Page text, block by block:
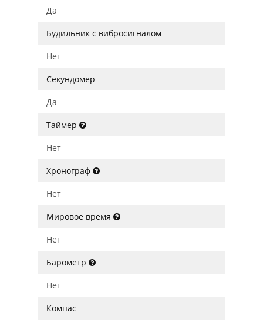
Да
Будильник с вибросигналом
Нет
Секундомер
Да
Таймер
Нет
Хронограф
Нет
Мировое время
Нет
Барометр
Нет
Компас